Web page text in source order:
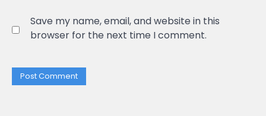
Save my name, email, and website in this
browser for the next time I comment.